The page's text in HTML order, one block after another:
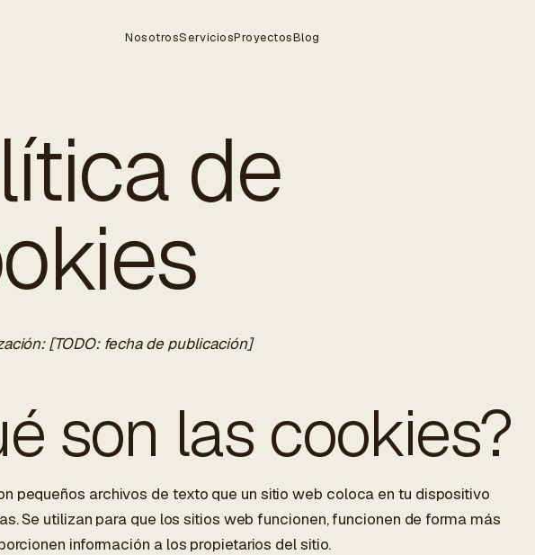
NosotrosServiciosProyectosBlog
de
[TODO: fecha de publicación]
son las cookies?
pequeños archivos de texto que un sitio web coloca en tu dispositivo
Se utilizan para que los sitios web funcionen, funcionen de forma más
información a los propietarios del sitio.